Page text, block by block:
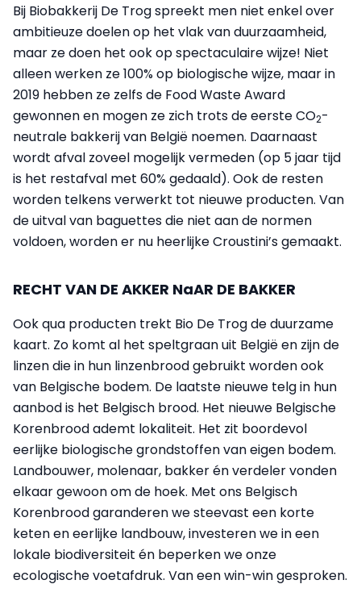
Bij Biobakkerij De Trog spreekt men niet enkel over
ambitieuze doelen op het vlak van duurzaamheid,
maar ze doen het ook op spectaculaire wijze! Niet
alleen werken ze 100% op biologische wijze, maar in
2019 hebben ze zelfs de Food Waste Award
gewonnen en mogen ze zich trots de eerste CO2-
neutrale bakkerij van België noemen. Daarnaast
wordt afval zoveel mogelijk vermeden (op 5 jaar tijd
is het restafval met 60% gedaald). Ook de resten
worden telkens verwerkt tot nieuwe producten. Van
de uitval van baguettes die niet aan de normen
voldoen, worden er nu heerlijke Croustini’s gemaakt.
RECHT VAN DE AKKER NaAR DE BAKKER
Ook qua producten trekt Bio De Trog de duurzame
kaart. Zo komt al het speltgraan uit België en zijn de
linzen die in hun linzenbrood gebruikt worden ook
van Belgische bodem. De laatste nieuwe telg in hun
aanbod is het Belgisch brood. Het nieuwe Belgische
Korenbrood ademt lokaliteit. Het zit boordevol
eerlijke biologische grondstoffen van eigen bodem.
Landbouwer, molenaar, bakker én verdeler vonden
elkaar gewoon om de hoek. Met ons Belgisch
Korenbrood garanderen we steevast een korte
keten en eerlijke landbouw, investeren we in een
lokale biodiversiteit én beperken we onze
ecologische voetafdruk. Van een win-win gesproken.